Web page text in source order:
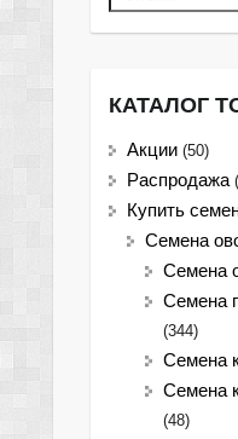
КАТАЛОГ
Акции (50)
Распродажа
Купить
Семена
Семена
Семена
(344)
Семена
Семена
(48)